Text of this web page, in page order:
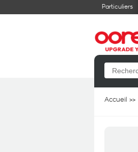
Particuliers
Accueil